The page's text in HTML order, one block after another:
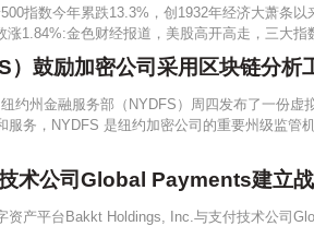
指数今年累跌13.3%，创1932年经济大萧条以
1.84%:金色财经报道，美股高开高走，三大指
）鼓励加密公司采用区块链分析
约州金融服务部（NYDFS）周四发布了一份虚
服务，NYDFS 是纽约加密公司的重要州级监管
术公司Global Payments建立
资产平台Bakkt Holdings, Inc.与支付技术公司